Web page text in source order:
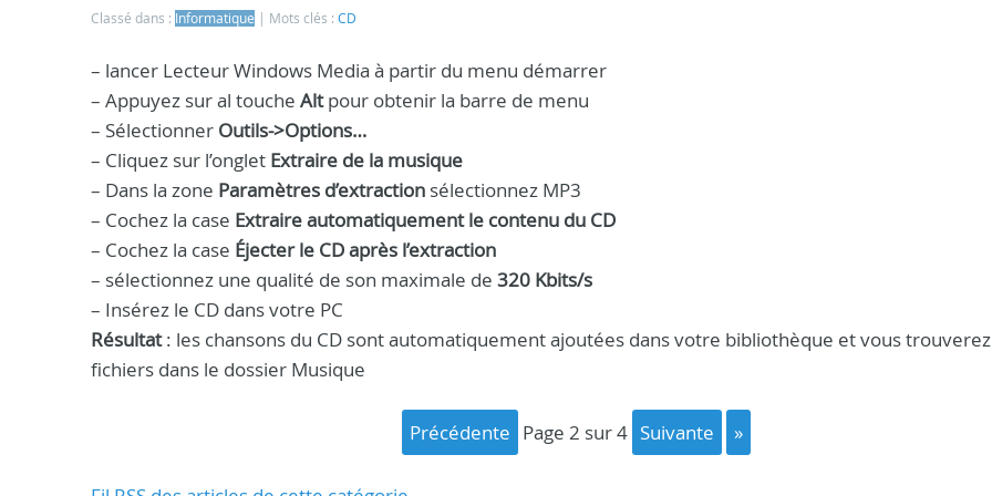
Classé dans : Informatique Mots clés : CD
– lancer Lecteur Windows Media à partir du menu démarrer
– Appuyez sur al touche Altpour obtenir la barre de menu
– Sélectionner Outils->Options…
– Cliquez sur l’onglet Extraire de la musique
– Dans la zone Paramètres d’extraction sélectionnez MP3
– Cochez la case Extraire automatiquement le contenu du CD
– Cochez la case Éjecter le CD après l’extraction
– sélectionnez une qualité de son maximale de 320 Kbits/s
– Insérez le CD dans votre PC
Résultat: les chansons du CD sont automatiquement ajoutées dans votre bibliothèque et vous
fichiers dans le dossier Musique
précédente page 2 sur 4 suivante »